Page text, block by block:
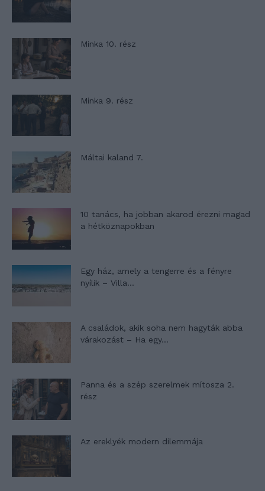
Minka 10. rész
Minka 9. rész
Máltai kaland 7.
10 tanács, ha jobban akarod érezni magad
a hétköznapokban
Egy ház, amely a tengerre és a fényre
nyílik – Villa...
A családok, akik soha nem hagyták abba
várakozást – Ha egy...
Panna és a szép szerelmek mítosza 2.
rész
Az ereklyék modern dilemmája